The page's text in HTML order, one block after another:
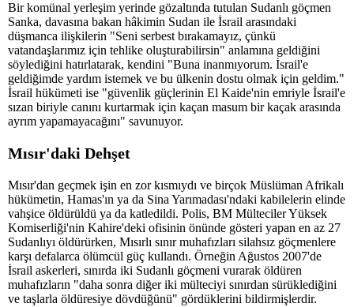
Bir komünal yerleşim yerinde gözaltında tutulan Sudanlı göçmen
Sanka, davasına bakan hâkimin Sudan ile İsrail arasındaki
düşmanca ilişkilerin "Seni serbest bırakamayız, çünkü
vatandaşlarımız için tehlike oluşturabilirsin" anlamına geldiğini
söylediğini hatırlatarak, kendini "Buna inanmıyorum. İsrail'e
geldiğimde yardım istemek ve bu ülkenin dostu olmak için geldim."
İsrail hükümeti ise "güvenlik güçlerinin El Kaide'nin emriyle İsrail'e
sızan biriyle canını kurtarmak için kaçan masum bir kaçak arasında
ayrım yapamayacağını" savunuyor.
Mısır'daki Dehşet
Mısır'dan geçmek işin en zor kısmıydı ve birçok Müslüman Afrikalı
hükümetin, Hamas'ın ya da Sina Yarımadası'ndaki kabilelerin elinde
vahşice öldürüldü ya da katledildi. Polis, BM Mülteciler Yüksek
Komiserliği'nin Kahire'deki ofisinin önünde gösteri yapan en az 27
Sudanlıyı öldürürken, Mısırlı sınır muhafızları silahsız göçmenlere
karşı defalarca ölümcül güç kullandı. Örneğin Ağustos 2007'de
İsrail askerleri, sınırda iki Sudanlı göçmeni vurarak öldüren
muhafızların "daha sonra diğer iki mülteciyi sınırdan sürüklediğini
ve taşlarla öldüresiye dövdüğünü" gördüklerini bildirmişlerdir.